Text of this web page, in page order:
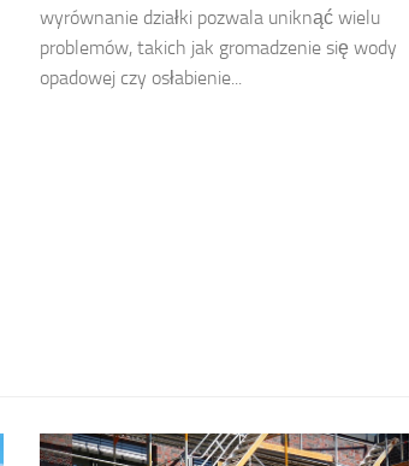
wyrównanie działki pozwala uniknąć wielu
problemów, takich jak gromadzenie się wody
opadowej czy osłabienie...